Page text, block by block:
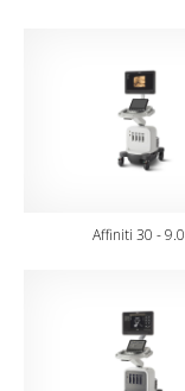
Affiniti 30 - 9.0